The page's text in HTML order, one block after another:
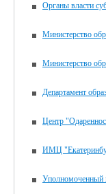
Органы власти
Министерство
Министерство
Департамент
Центр
ИМЦ
Уполномоченный